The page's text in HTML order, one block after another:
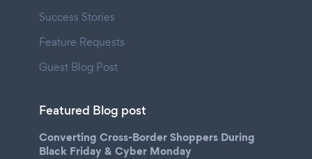
Success Stories
Feature Requests
Guest Blog Post
Featured Blog post
Converting Cross-Border Shoppers During
Black Friday & Cyber Monday